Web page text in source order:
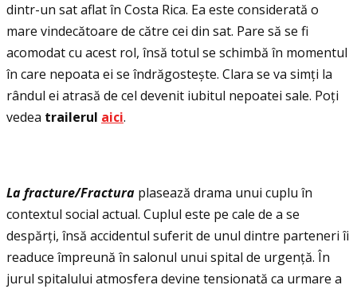
dintr-un sat aflat în Costa Rica. Ea este considerată o
mare vindecătoare de către cei din sat. Pare să se fi
acomodat cu acest rol, însă totul se schimbă în momentul
în care nepoata ei se îndrăgostește. Clara se va simţi la
rândul ei atrasă de cel devenit iubitul nepoatei sale. Poţi
vedea trailerul aici.
La fracture/Fractura plasează drama unui cuplu în
contextul social actual. Cuplul este pe cale de a se
despărţi, însă accidentul suferit de unul dintre parteneri îi
readuce împreună în salonul unui spital de urgenţă. În
jurul spitalului atmosfera devine tensionată ca urmare a